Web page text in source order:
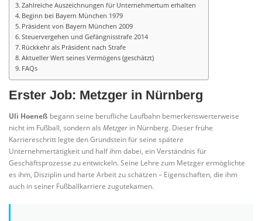
Zahlreiche Auszeichnungen für Unternehmertum erhalten
Beginn bei Bayern München 1979
Präsident von Bayern München 2009
Steuervergehen und Gefängnisstrafe 2014
Rückkehr als Präsident nach Strafe
Aktueller Wert seines Vermögens (geschätzt)
FAQs
Erster Job: Metzger in Nürnberg
Uli Hoeneß begann seine berufliche Laufbahn bemerkenswerterweise
nicht im Fußball, sondern als Metzger in Nürnberg. Dieser frühe
Karriereschritt legte den Grundstein für seine spätere
Unternehmertätigkeit und half ihm dabei, ein Verständnis für
Geschäftsprozesse zu entwickeln. Seine Lehre zum Metzger ermöglichte
es ihm, Disziplin und harte Arbeit zu schätzen – Eigenschaften, die ihm
auch in seiner Fußballkarriere zugutekamen.